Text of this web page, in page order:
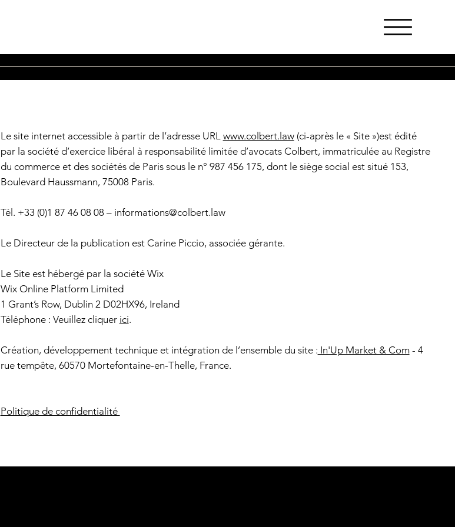
Le site internet accessible à partir de l’adresse URL www.colbert.law(ci-après le « Site »)est édité
par la société d’exercice libéral à responsabilité limitée d’avocats Colbert, immatriculée au Registre
du commerce et des sociétés de Paris sous le n° 987 456 175, dont le siège social est situé 153,
Boulevard Haussmann, 75008 Paris.
Tél. +33 (0)1 87 46 08 08 – informations@colbert.law
​Le Directeur de la publication est Carine Piccio, associée gérante.
Le Site est hébergé par la société Wix
Wix Online Platform Limited
1 Grant’s Row, Dublin 2 D02HX96, Ireland
Téléphone : Veuillez cliquer ici.
Création, développement technique et intégration de l’ensemble du site : In'Up Market & Com- 4
rue tempête, 60570 Mortefontaine-en-Thelle, France.
Politique de confidentialité